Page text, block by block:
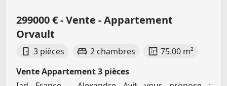
299000 € - Vente - Appartement
Orvault
3 pièces 2 chambres
75.00 m²
Vente Appartement 3 pièces